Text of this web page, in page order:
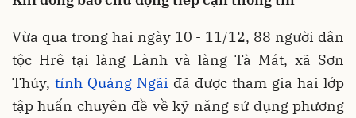
Vừa qua trong hai ngày 10 - 11/12, 88 người dân
tộc Hrê tại làng Lành và làng Tà Mát, xã Sơn
Thủy, tỉnh Quảng Ngãi đã được tham gia hai lớp
tập huấn chuyên đề về kỹ năng sử dụng phương